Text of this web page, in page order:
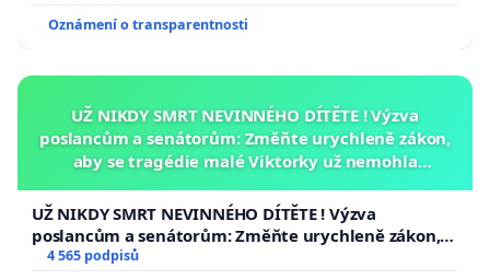
Oznámení o transparentnosti
UŽ NIKDY SMRT NEVINNÉHO DÍTĚTE ! Výzva
poslancům a senátorům: Změňte urychleně zákon,
aby se tragédie malé Viktorky už nemohla
UŽ NIKDY SMRT NEVINNÉHO DÍTĚTE ! Výzva
poslancům a senátorům: Změňte urychleně zákon,
aby se tragédie malé Viktorky už nemohla opakovat!
4 565 podpisů